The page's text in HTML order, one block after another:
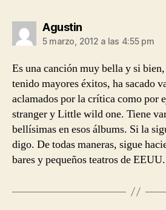
Agustindice:
5 marzo, 2012 a las 4:55 pm
Es una canción muy bella y si
tenido mayores éxitos, ha sacado
aclamados por la crítica como por
stranger y Little wild one. Tiene
bellísimas en esos álbums. Si la
digo. De todas maneras, sigue
bares y pequeños teatros de EEUU.